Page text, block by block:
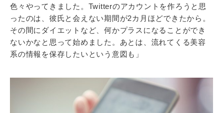
色々やってきました。Twitterのアカウントを作ろうと思
ったのは、彼氏と会えない期間が2カ月ほどできたから。
その間にダイエットなど、何かプラスになることができ
ないかなと思って始めました。あとは、流れてくる美容
系の情報を保存したいという意図も」